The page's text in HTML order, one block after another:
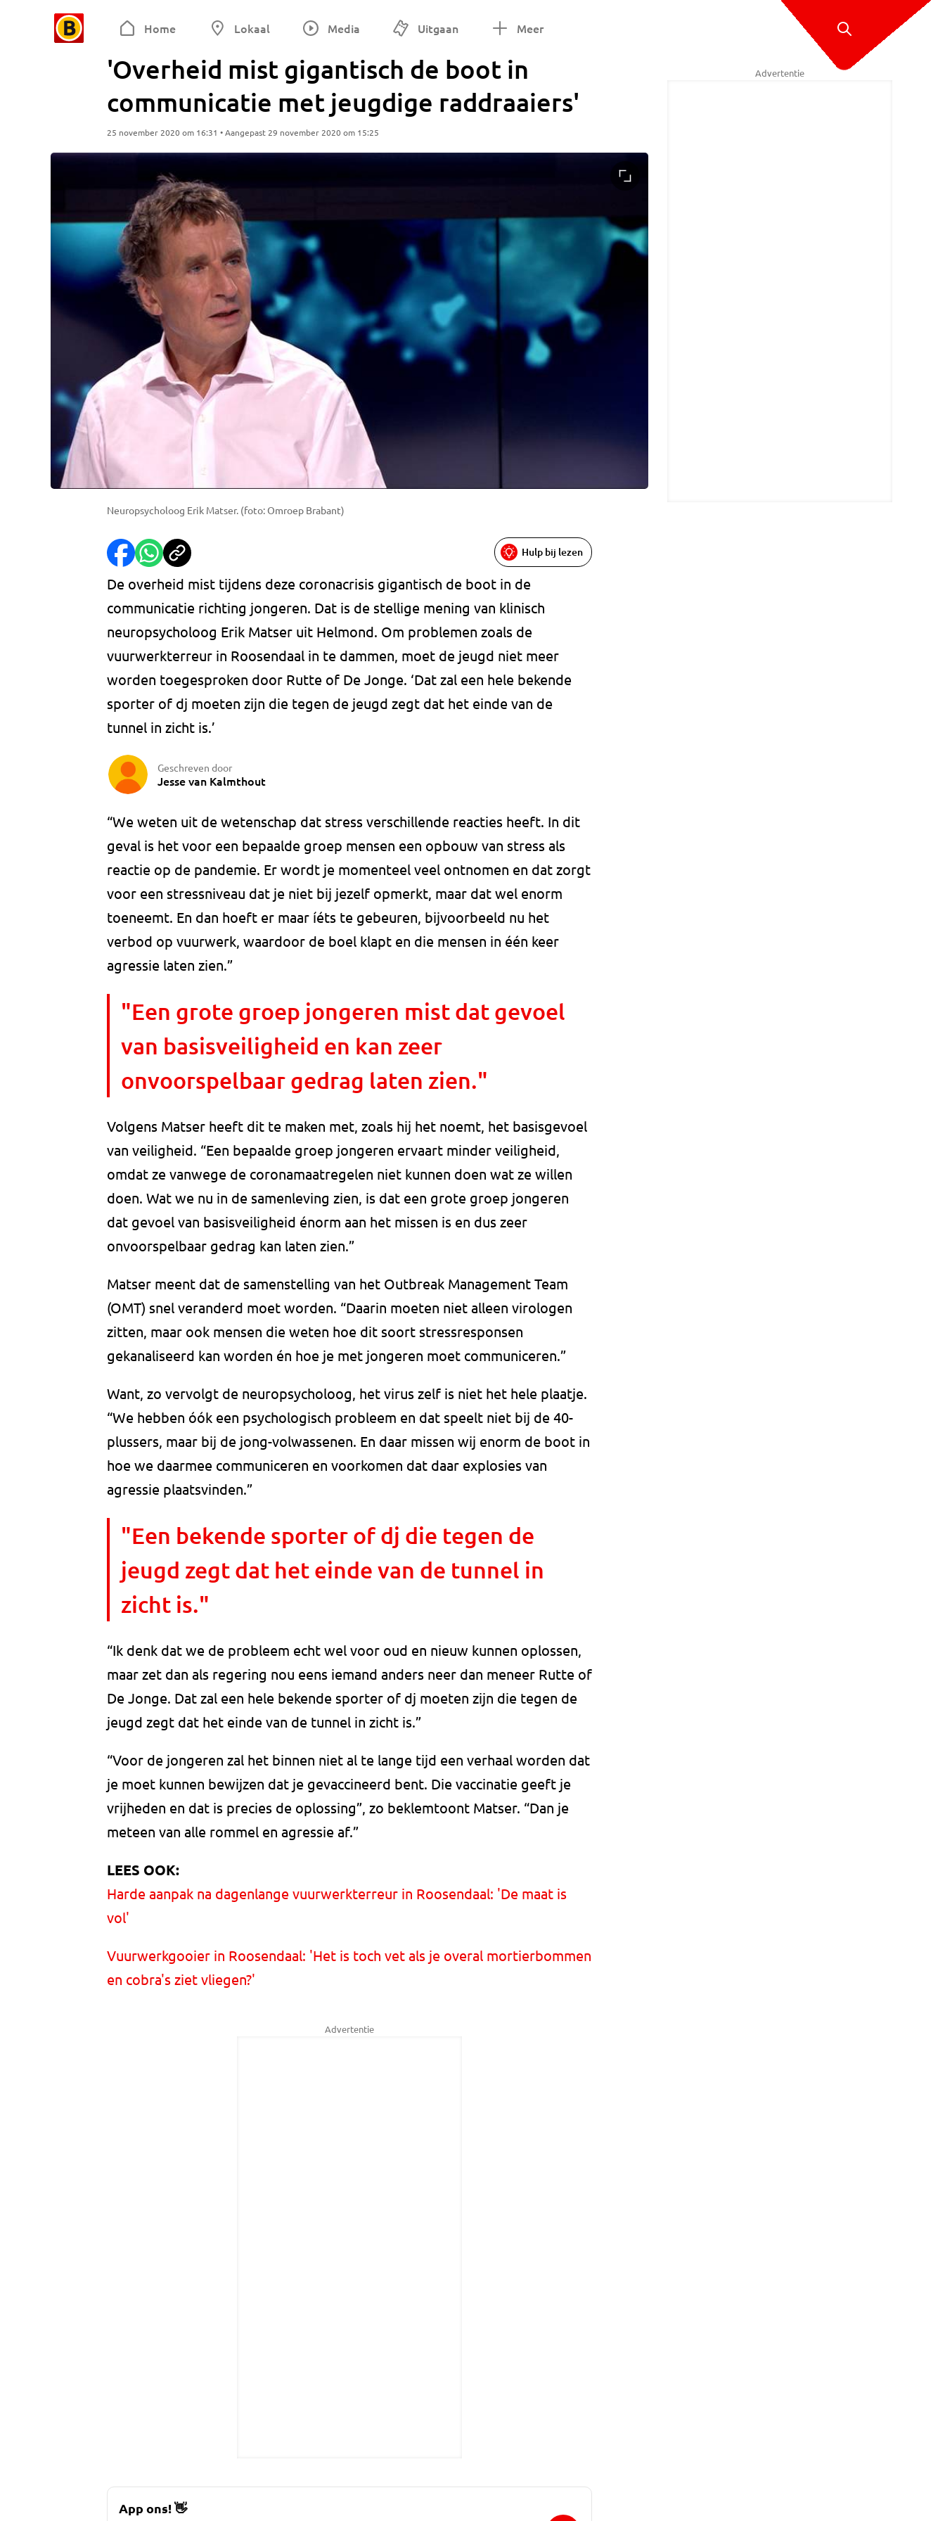
Home Lokaal Media Uitgaan Meer
'Overheid mist gigantisch de boot in
communicatie met jeugdige raddraaiers'
25 november 2020 om 16:31 • Aangepast 29 november 2020 om 15:25
Neuropsycholoog Erik Matser. (foto: Omroep Brabant)
Hulp bij lezen
De overheid mist tijdens deze coronacrisis gigantisch de boot in de
communicatie richting jongeren. Dat is de stellige mening van klinisch
neuropsycholoog Erik Matser uit Helmond. Om problemen zoals de
vuurwerkterreur in Roosendaal in te dammen, moet de jeugd niet meer
worden toegesproken door Rutte of De Jonge. ‘Dat zal een hele bekende
sporter of dj moeten zijn die tegen de jeugd zegt dat het einde van de
tunnel in zicht is.’
Geschreven door
Jesse van Kalmthout
“We weten uit de wetenschap dat stress verschillende reacties heeft. In dit
geval is het voor een bepaalde groep mensen een opbouw van stress als
reactie op de pandemie. Er wordt je momenteel veel ontnomen en dat zorgt
voor een stressniveau dat je niet bij jezelf opmerkt, maar dat wel enorm
toeneemt. En dan hoeft er maar íéts te gebeuren, bijvoorbeeld nu het
verbod op vuurwerk, waardoor de boel klapt en die mensen in één keer
agressie laten zien.”
"Een grote groep jongeren mist dat gevoel
van basisveiligheid en kan zeer
onvoorspelbaar gedrag laten zien."
Volgens Matser heeft dit te maken met, zoals hij het noemt, het basisgevoel
van veiligheid. “Een bepaalde groep jongeren ervaart minder veiligheid,
omdat ze vanwege de coronamaatregelen niet kunnen doen wat ze willen
doen. Wat we nu in de samenleving zien, is dat een grote groep jongeren
dat gevoel van basisveiligheid énorm aan het missen is en dus zeer
onvoorspelbaar gedrag kan laten zien.”
Matser meent dat de samenstelling van het Outbreak Management Team
(OMT) snel veranderd moet worden. “Daarin moeten niet alleen virologen
zitten, maar ook mensen die weten hoe dit soort stressresponsen
gekanaliseerd kan worden én hoe je met jongeren moet communiceren.”
Want, zo vervolgt de neuropsycholoog, het virus zelf is niet het hele plaatje.
“We hebben óók een psychologisch probleem en dat speelt niet bij de 40-
plussers, maar bij de jong-volwassenen. En daar missen wij enorm de boot in
hoe we daarmee communiceren en voorkomen dat daar explosies van
agressie plaatsvinden.”
"Een bekende sporter of dj die tegen de
jeugd zegt dat het einde van de tunnel in
zicht is."
“Ik denk dat we de probleem echt wel voor oud en nieuw kunnen oplossen,
maar zet dan als regering nou eens iemand anders neer dan meneer Rutte of
De Jonge. Dat zal een hele bekende sporter of dj moeten zijn die tegen de
jeugd zegt dat het einde van de tunnel in zicht is.”
“Voor de jongeren zal het binnen niet al te lange tijd een verhaal worden dat
je moet kunnen bewijzen dat je gevaccineerd bent. Die vaccinatie geeft je
vrijheden en dat is precies de oplossing”, zo beklemtoont Matser. “Dan je
meteen van alle rommel en agressie af.”
LEES OOK:
Harde aanpak na dagenlange vuurwerkterreur in Roosendaal: 'De maat is
vol'
Vuurwerkgooier in Roosendaal: 'Het is toch vet als je overal mortierbommen
en cobra's ziet vliegen?'
Advertentie
Advertentie
App ons!👋